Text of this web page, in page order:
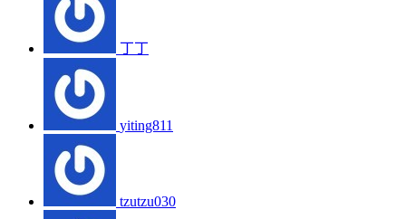
丁丁
yiting811
tzutzu030